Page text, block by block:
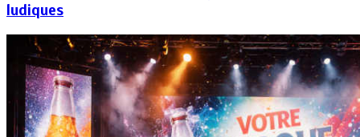
ludiques